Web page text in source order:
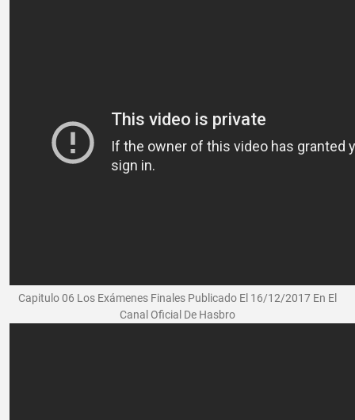
Capitulo 06 Los Exámenes Finales Publicado El 16/12/2017 En El
Canal Oficial De Hasbro